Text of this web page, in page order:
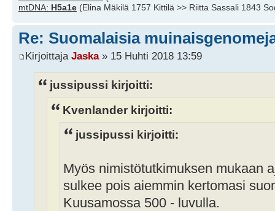
mtDNA: H5a1e (Elina Mäkilä 1757 Kittilä >> Riitta Sassali 1843
Re: Suomalaisia
Kirjoittaja Jaska» 15 Huhti 2018 13:59
jussipussi kirjoitti:
Kvenlander kirjoitti:
jussipussi kirjoitti:
Myös nimistötutkimuksen mukaan
sulkee pois aiemmin kertomasi
Kuusamossa 500 - luvulla.